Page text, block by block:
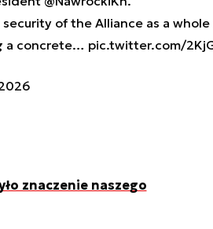
of the Alliance as a whole
a concrete… pic.twitter.com/
znaczenie naszego